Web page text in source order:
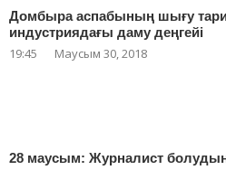
Домбыра аспабының шығу
индустриядағы даму деңгейі
19:45 Маусым 30, 2018
28 маусым: Журналист